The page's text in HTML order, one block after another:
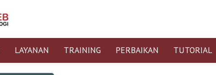
LAYANAN TRAINING PERBAIKAN TUTORIAL